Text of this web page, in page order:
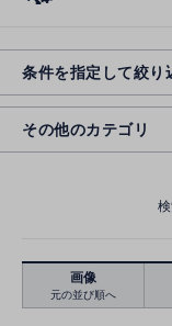
条件を指定して絞り
その他のカテゴリ
画像
元の並び順へ